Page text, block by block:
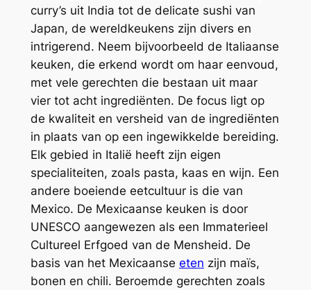
curry’s uit India tot de delicate sushi van
Japan, de wereldkeukens zijn divers en
intrigerend. Neem bijvoorbeeld de Italiaanse
keuken, die erkend wordt om haar eenvoud,
met vele gerechten die bestaan uit maar
vier tot acht ingrediënten. De focus ligt op
de kwaliteit en versheid van de ingrediënten
in plaats van op een ingewikkelde bereiding.
Elk gebied in Italië heeft zijn eigen
specialiteiten, zoals pasta, kaas en wijn. Een
andere boeiende eetcultuur is die van
Mexico. De Mexicaanse keuken is door
UNESCO aangewezen als een Immaterieel
Cultureel Erfgoed van de Mensheid. De
basis van het Mexicaanse eten zijn maïs,
bonen en chili. Beroemde gerechten zoals